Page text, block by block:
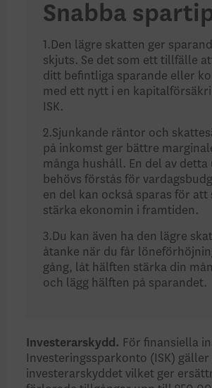
Snabba
1.Den lägre skatten ger
skjuts. Se det som ett tillfälle
ditt befintliga sparande eller
med ett nytt i en
ISK.
2.Sjunkande räntor och
på inkomst ger bättre
många hushåll. En del av
behövs förstås för
en del kan också sparas för att
stärka ekonomin i framtiden.
3.Du kan även ha den lägre
åtanke när du får
gång, låt hälften stärka din
och lägg hälften på sparandet.
Investerarskydd. För finansiella
Investeringssparkonto (ISK)
investerarskyddet vilket ger